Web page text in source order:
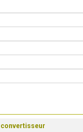
convertisseur